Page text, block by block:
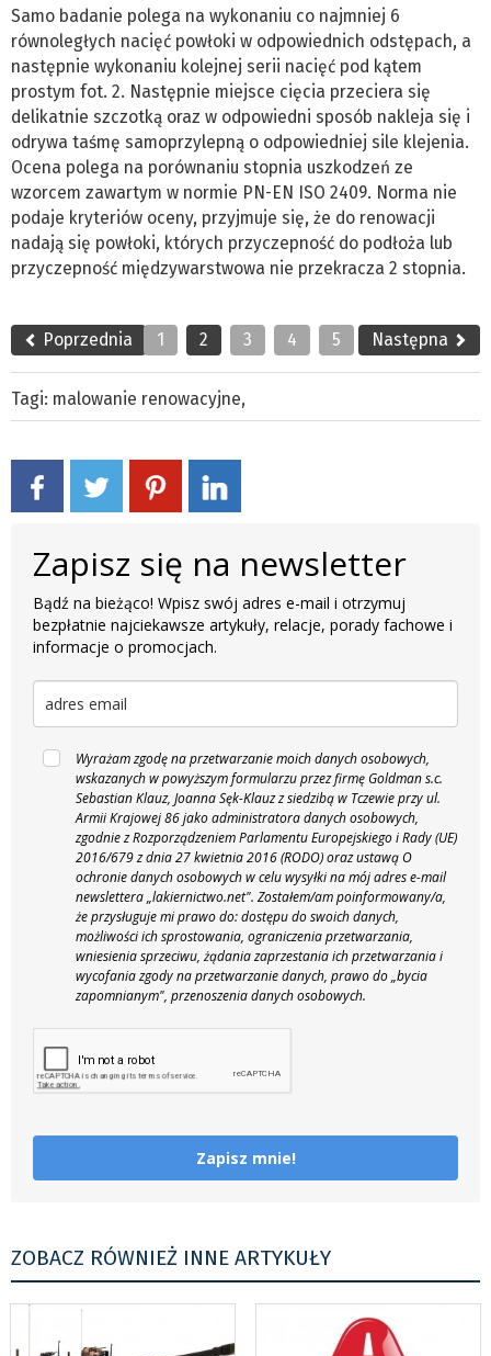
Samo badanie polega na wykonaniu co najmniej 6
równoległych nacięć powłoki w odpowiednich odstępach, a
następnie wykonaniu kolejnej serii nacięć pod kątem
prostym fot. 2. Następnie miejsce cięcia przeciera się
delikatnie szczotką oraz w odpowiedni sposób nakleja się i
odrywa taśmę samoprzylepną o odpowiedniej sile klejenia.
Ocena polega na porównaniu stopnia uszkodzeń ze
wzorcem zawartym w normie PN-EN ISO 2409. Norma nie
podaje kryteriów oceny, przyjmuje się, że do renowacji
nadają się powłoki, których przyczepność do podłoża lub
przyczepność międzywarstwowa nie przekracza 2 stopnia.
Poprzednia 1 2 3 4 5 Następna
Tagi: malowanie renowacyjne,
Zapisz się na newsletter
Bądź na bieżąco! Wpisz swój adres e-mail i otrzymuj
bezpłatnie najciekawsze artykuły, relacje, porady fachowe i
informacje o promocjach.
Wyrażam zgodę na przetwarzanie moich danych osobowych,
wskazanych w powyższym formularzu przez firmę Goldman s.c.
Sebastian Klauz, Joanna Sęk-Klauz z siedzibą w Tczewie przy ul.
Armii Krajowej 86 jako administratora danych osobowych,
zgodnie z Rozporządzeniem Parlamentu Europejskiego i Rady (UE)
2016/679 z dnia 27 kwietnia 2016 (RODO) oraz ustawą O
ochronie danych osobowych w celu wysyłki na mój adres e-mail
newslettera „lakiernictwo.net". Zostałem/am poinformowany/a,
że przysługuje mi prawo do: dostępu do swoich danych,
możliwości ich sprostowania, ograniczenia przetwarzania,
wniesienia sprzeciwu, żądania zaprzestania ich przetwarzania i
wycofania zgody na przetwarzanie danych, prawo do „bycia
zapomnianym", przenoszenia danych osobowych.
Zapisz mnie!
ZOBACZ RÓWNIEŻ INNE ARTYKUŁY